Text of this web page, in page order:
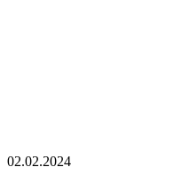
02.02.2024